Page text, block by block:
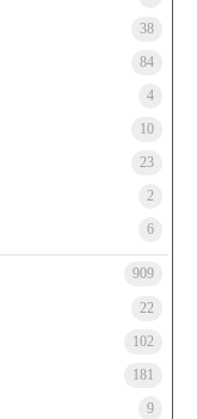
38
84
4
10
23
2
6
909
22
102
181
9